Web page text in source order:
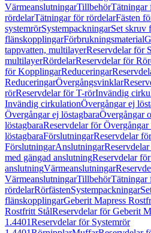
VärmeanslutningarTillbehörTätningar
rördelarTätningar för rördelarFästen
systemrörSystempackningarSet skruv
flänskopplingarFörbrukningsmaterial
tappvatten, multilayerReservdelar för
multilayerRördelarReservdelar för
för KopplingarReduceringar
ReduceringarÖvergångsvinklar
rörReservdelar för T-rörInvändig
Invändig cirkulationÖvergångar ej
Övergångar ej löstagbaraÖvergångar
löstagbaraReservdelar för Övergångar
löstagbaraFörslutningarReservdelar för
FörslutningarAnslutningar
med gängad anslutningReservdelar
anslutningVärmeanslutningar
VärmeanslutningarTillbehörTätningar
rördelarRörfästenSystempackningar
flänskopplingarGeberit Mapress
Rostfritt StålReservdelar för Geberit
1.4401Reservdelar för Systemrör